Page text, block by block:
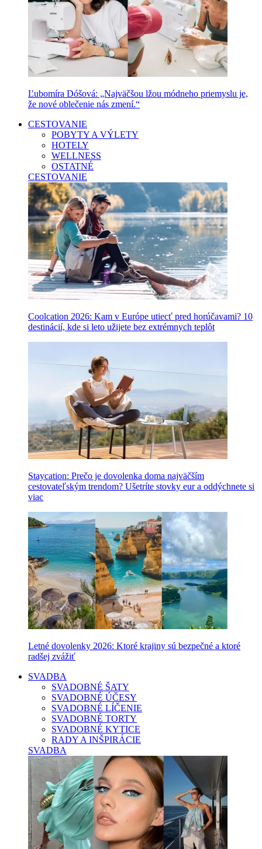
Ľubomíra Dóšová: „Najväčšou lžou módneho priemyslu je,
že nové oblečenie nás zmení.“
CESTOVANIE
POBYTY A VÝLETY
HOTELY
WELLNESS
OSTATNÉ
CESTOVANIE
Coolcation 2026: Kam v Európe utiecť pred horúčavami? 10
destinácií, kde si leto užijete bez extrémnych teplôt
Staycation: Prečo je dovolenka doma najväčším
cestovateľským trendom? Ušetríte stovky eur a oddýchnete si
viac
Letné dovolenky 2026: Ktoré krajiny sú bezpečné a ktoré
radšej zvážiť
SVADBA
SVADOBNÉ ŠATY
SVADOBNÉ ÚČESY
SVADOBNÉ LÍČENIE
SVADOBNÉ TORTY
SVADOBNÉ KYTICE
RADY A INŠPIRÁCIE
SVADBA